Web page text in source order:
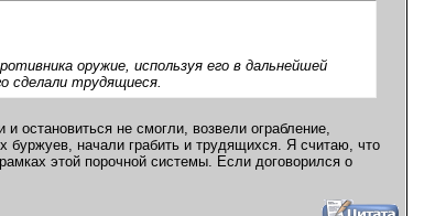
оружие, используя его в дальнейшей
сделали трудящиеся.
остановиться не смогли, возвели ограбление,
буржуев, начали грабить и трудящихся. Я считаю, что
этой порочной системы. Если договорился о